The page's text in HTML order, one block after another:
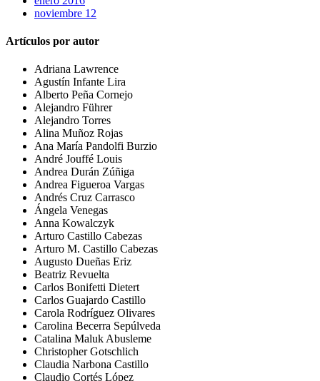
noviembre 12
Artículos por autor
Adriana Lawrence
Agustín Infante Lira
Alberto Peña Cornejo
Alejandro Führer
Alejandro Torres
Alina Muñoz Rojas
Ana María Pandolfi Burzio
André Jouffé Louis
Andrea Durán Zúñiga
Andrea Figueroa Vargas
Andrés Cruz Carrasco
Ángela Venegas
Anna Kowalczyk
Arturo Castillo Cabezas
Arturo M. Castillo Cabezas
Augusto Dueñas Eriz
Beatriz Revuelta
Carlos Bonifetti Dietert
Carlos Guajardo Castillo
Carola Rodríguez Olivares
Carolina Becerra Sepúlveda
Catalina Maluk Abusleme
Christopher Gotschlich
Claudia Narbona Castillo
Claudio Cortés López